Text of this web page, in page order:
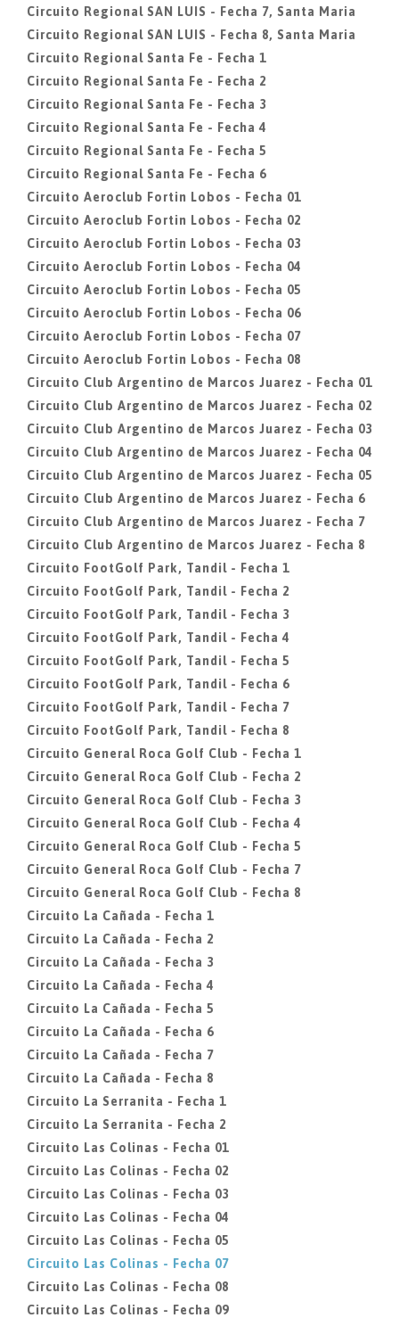
Circuito Regional SAN LUIS - Fecha 7, Santa Maria
Circuito Regional SAN LUIS - Fecha 8, Santa Maria
Circuito Regional Santa Fe - Fecha 1
Circuito Regional Santa Fe - Fecha 2
Circuito Regional Santa Fe - Fecha 3
Circuito Regional Santa Fe - Fecha 4
Circuito Regional Santa Fe - Fecha 5
Circuito Regional Santa Fe - Fecha 6
Circuito Aeroclub Fortin Lobos - Fecha 01
Circuito Aeroclub Fortin Lobos - Fecha 02
Circuito Aeroclub Fortin Lobos - Fecha 03
Circuito Aeroclub Fortin Lobos - Fecha 04
Circuito Aeroclub Fortin Lobos - Fecha 05
Circuito Aeroclub Fortin Lobos - Fecha 06
Circuito Aeroclub Fortin Lobos - Fecha 07
Circuito Aeroclub Fortin Lobos - Fecha 08
Circuito Club Argentino de Marcos Juarez - Fecha 01
Circuito Club Argentino de Marcos Juarez - Fecha 02
Circuito Club Argentino de Marcos Juarez - Fecha 03
Circuito Club Argentino de Marcos Juarez - Fecha 04
Circuito Club Argentino de Marcos Juarez - Fecha 05
Circuito Club Argentino de Marcos Juarez - Fecha 6
Circuito Club Argentino de Marcos Juarez - Fecha 7
Circuito Club Argentino de Marcos Juarez - Fecha 8
Circuito FootGolf Park, Tandil - Fecha 1
Circuito FootGolf Park, Tandil - Fecha 2
Circuito FootGolf Park, Tandil - Fecha 3
Circuito FootGolf Park, Tandil - Fecha 4
Circuito FootGolf Park, Tandil - Fecha 5
Circuito FootGolf Park, Tandil - Fecha 6
Circuito FootGolf Park, Tandil - Fecha 7
Circuito FootGolf Park, Tandil - Fecha 8
Circuito General Roca Golf Club - Fecha 1
Circuito General Roca Golf Club - Fecha 2
Circuito General Roca Golf Club - Fecha 3
Circuito General Roca Golf Club - Fecha 4
Circuito General Roca Golf Club - Fecha 5
Circuito General Roca Golf Club - Fecha 7
Circuito General Roca Golf Club - Fecha 8
Circuito La Cañada - Fecha 1
Circuito La Cañada - Fecha 2
Circuito La Cañada - Fecha 3
Circuito La Cañada - Fecha 4
Circuito La Cañada - Fecha 5
Circuito La Cañada - Fecha 6
Circuito La Cañada - Fecha 7
Circuito La Cañada - Fecha 8
Circuito La Serranita - Fecha 1
Circuito La Serranita - Fecha 2
Circuito Las Colinas - Fecha 01
Circuito Las Colinas - Fecha 02
Circuito Las Colinas - Fecha 03
Circuito Las Colinas - Fecha 04
Circuito Las Colinas - Fecha 05
Circuito Las Colinas - Fecha 07
Circuito Las Colinas - Fecha 08
Circuito Las Colinas - Fecha 09